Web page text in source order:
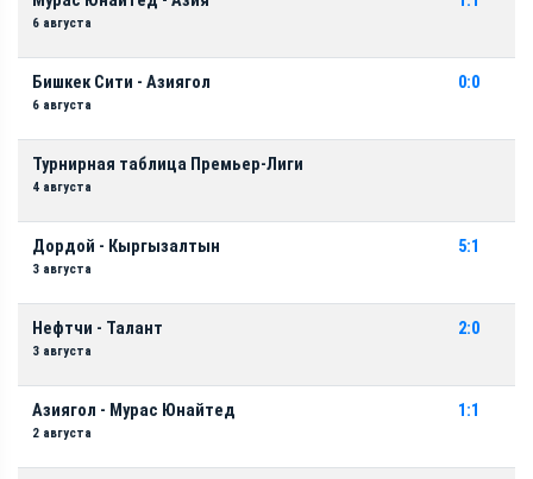
6 августа
Бишкек Сити - Азиягол
6 августа
0:0
Турнирная таблица Премьер-Лиги
4 августа
Дордой - Кыргызалтын
3 августа
5:1
Нефтчи - Талант
3 августа
2:0
Азиягол - Мурас Юнайтед
2 августа
1:1